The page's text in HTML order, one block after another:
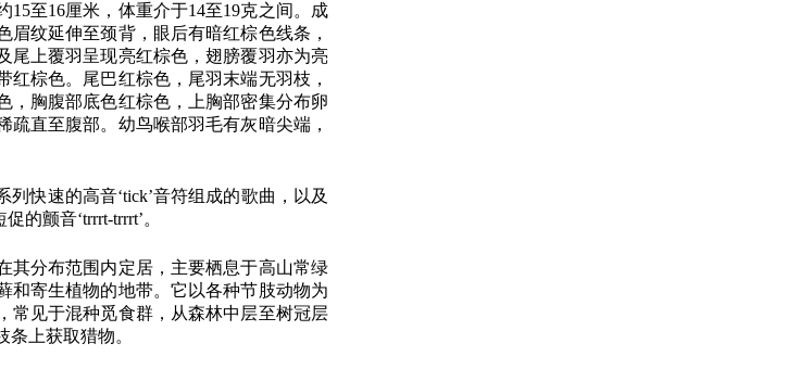
15至16厘米，体重介于14至19克之间。成
眉纹延伸至颈背，眼后有暗红棕色线条，
尾上覆羽呈现亮红棕色，翅膀覆羽亦为亮
红棕色。尾巴红棕色，尾羽末端无羽枝，
，胸腹部底色红棕色，上胸部密集分布卵
疏直至腹部。幼鸟喉部羽毛有灰暗尖端，
列快速的高音‘tick’音符组成的歌曲，以及
的颤音‘trrrt-trrrt’。
其分布范围内定居，主要栖息于高山常绿
和寄生植物的地带。它以各种节肢动物为
常见于混种觅食群，从森林中层至树冠层
上获取猎物。